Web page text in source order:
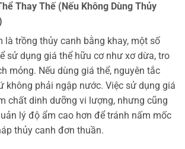
Thay Thế (Nếu Không Dùng Thủy
là trồng thủy canh bằng khay, một số
sử dụng giá thể hữu cơ như xơ dừa, tro
mỏng. Nếu dùng giá thể, nguyên tắc
không phải ngập nước. Việc sử dụng giá
chất dinh dưỡng vi lượng, nhưng cũng
lý độ ẩm cao hơn để tránh nấm mốc
thủy canh đơn thuần.